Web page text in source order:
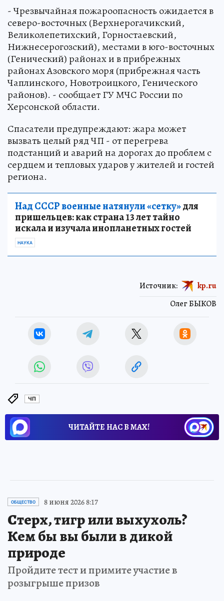
- Чрезвычайная пожароопасность ожидается в
северо-восточных (Верхнерогачикский,
Великолепетихский, Горностаевский,
Нижнесерогозский), местами в юго-восточных
(Генический) районах и в прибрежных
районах Азовского моря (прибрежная часть
Чаплинского, Новотроицкого, Генического
районов). - сообщает ГУ МЧС России по
Херсонской области.
Спасатели предупреждают: жара может
вызвать целый ряд ЧП - от перегрева
подстанций и аварий на дорогах до проблем с
сердцем и тепловых ударов у жителей и гостей
региона.
Над СССР военные натянули «сетку»для
пришельцев: как страна 13 лет тайно
искала и изучала инопланетных гостей
НАУКА
Олег БЫКОВ
Источник: kp.ru
ЧП
ЧИТАЙТЕ НАС В МАХ!
ОБЩЕСТВО 8 июня 2026 8:17
Стерх, тигр или выхухоль?
Кем бы вы были в дикой
природе
Пройдите тест и примите участие в
розыгрыше призов